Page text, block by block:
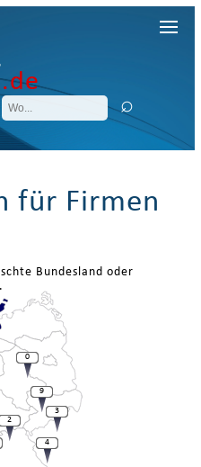
.de
für Firmen
Bundesland oder
4
3
9
2
0